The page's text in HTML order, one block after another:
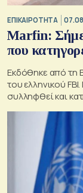
ΕΠΙΚΑΙΡΟΤΗΤΑ
Marfin:
που
Εκδόθηκε από τη
του ελληνικού
συλληφθεί και